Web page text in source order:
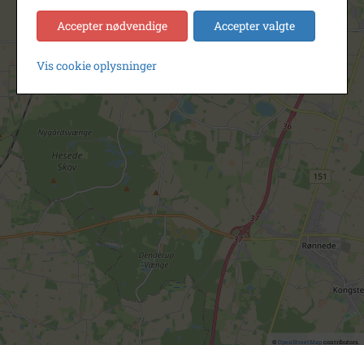
© OpenStreetMapcontributors.
Accepter nødvendige Accepter valgte
Vis cookie oplysninger